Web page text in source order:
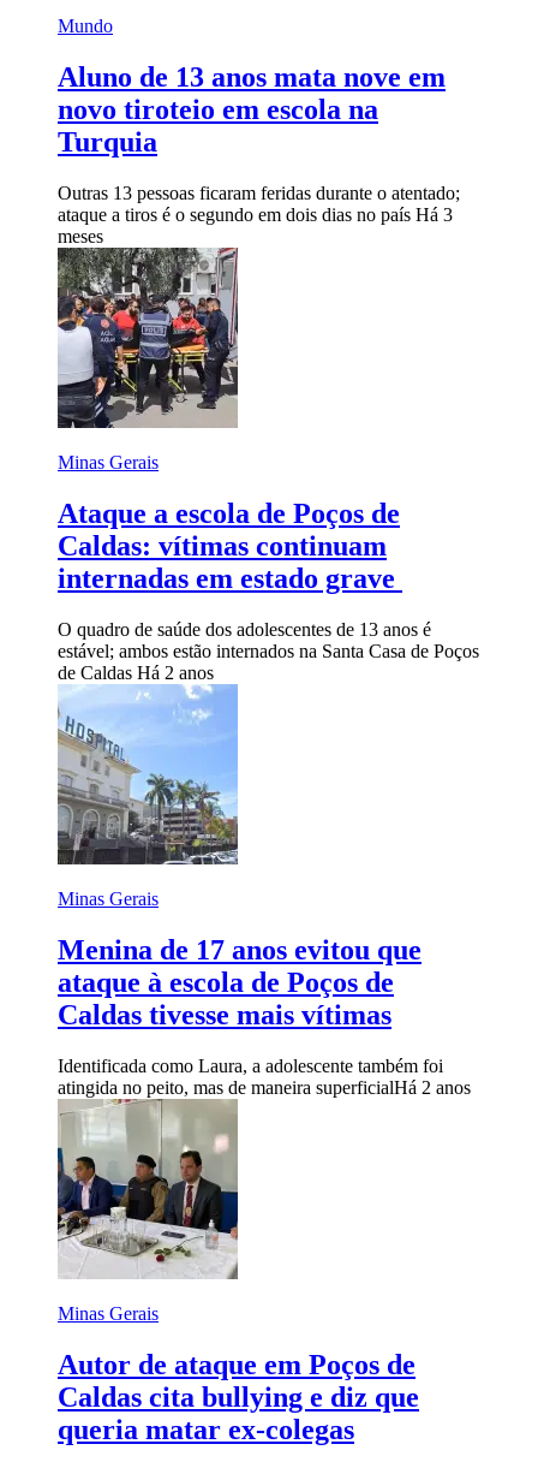
Mundo
Aluno de 13 anos mata nove em
novo tiroteio em escola na
Turquia
Outras 13 pessoas ficaram feridas durante o atentado;
ataque a tiros é o segundo em dois dias no país Há 3
meses
Minas Gerais
Ataque a escola de Poços de
Caldas: vítimas continuam
internadas em estado grave
O quadro de saúde dos adolescentes de 13 anos é
estável; ambos estão internados na Santa Casa de Poços
de Caldas Há 2 anos
Minas Gerais
Menina de 17 anos evitou que
ataque à escola de Poços de
Caldas tivesse mais vítimas
Identificada como Laura, a adolescente também foi
atingida no peito, mas de maneira superficialHá 2 anos
Minas Gerais
Autor de ataque em Poços de
Caldas cita bullying e diz que
queria matar ex-colegas